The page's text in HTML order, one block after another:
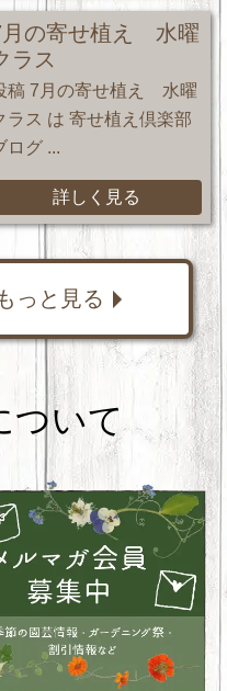
月の寄せ植え 水曜
ラス
稿 7月の寄せ植え 水曜
ラス は 寄せ植え倶楽部
ログ ...
詳しく見る
っと見る
ついて